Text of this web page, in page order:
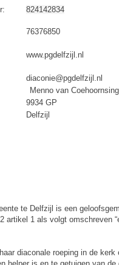
824142834
76376850
www.pgdelfzijl.nl
diaconie@pgdelfzijl.nl
Menno van
9934 GP
Delfzijl
te Delfzijl is een
artikel 1 als volgt omschreven
diaconale roeping in de